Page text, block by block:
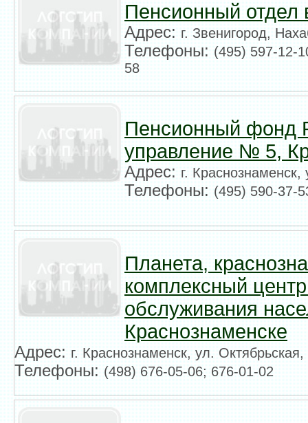
Пенсионный отдел
Адрес:г. Звенигород,
Телефоны:(495) 597-12-
58
Пенсионный фонд
управление № 5,
Адрес:г.
Телефоны:(495) 590-37-
Планета,
комплексный
обслуживания
Краснознаменске
Адрес:г. Краснознаменск, ул. Октябрьская,
Телефоны:(498) 676-05-06; 676-01-02